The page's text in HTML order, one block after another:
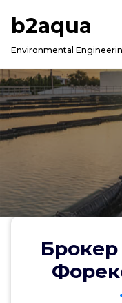
b2aqua
Environmental